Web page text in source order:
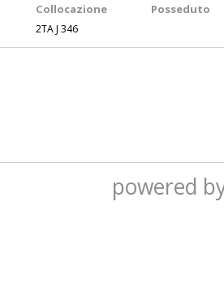
Collocazione Posseduto
2TA J 346
powered